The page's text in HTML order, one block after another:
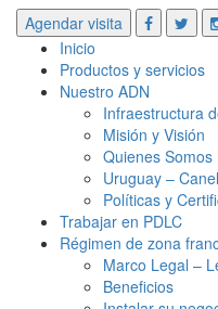
Agendar visita
Inicio
Productos y servicios
Nuestro ADN
Infraestructura
Misión y Visión
Quienes Somos
Uruguay –
Políticas y
Trabajar en PDLC
Régimen de zona
Marco Legal –
Beneficios